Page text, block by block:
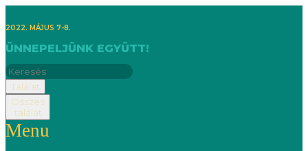
2022. MÁJUS 7-8.
ÜNNEPELJÜNK EGYÜTT!
Találat
Összes
találat
Menu